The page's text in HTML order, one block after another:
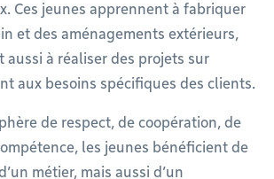
Ces jeunes apprennent à fabriquer
et des aménagements extérieurs,
aussi à réaliser des projets sur
aux besoins spécifiques des clients.
de respect, de coopération, de
les jeunes bénéficient de
métier, mais aussi d’un